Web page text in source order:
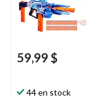
59,99 $
44 en stock